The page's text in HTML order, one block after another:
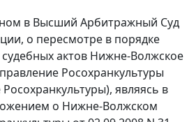
в Высший Арбитражный Суд
о пересмотре в порядке
актов Нижне-Волжское
Росохранкультуры
являясь в
о Нижне-Волжском